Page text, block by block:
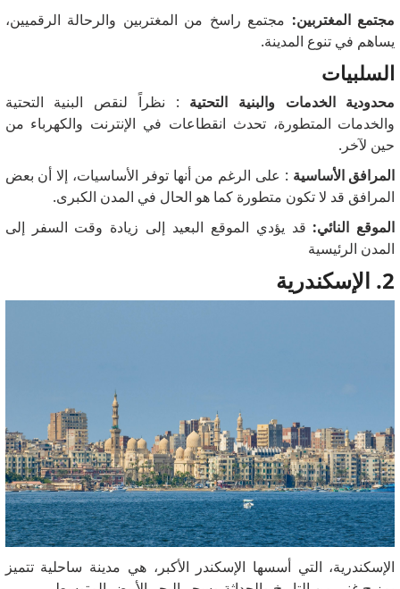
مجتمع المغتربين: مجتمع راسخ من المغتربين والرحالة الرقميين،
يساهم في تنوع المدينة.
السلبيات
محدودية الخدمات والبنية التحتية : نظراً لنقص البنية التحتية
والخدمات المتطورة، تحدث انقطاعات في الإنترنت والكهرباء من
حين لآخر.
المرافق الأساسية : على الرغم من أنها توفر الأساسيات، إلا أن بعض
المرافق قد لا تكون متطورة كما هو الحال في المدن الكبرى.
الموقع النائي: قد يؤدي الموقع البعيد إلى زيادة وقت السفر إلى
المدن الرئيسية
2. الإسكندرية
الإسكندرية، التي أسسها الإسكندر الأكبر، هي مدينة ساحلية تتميز